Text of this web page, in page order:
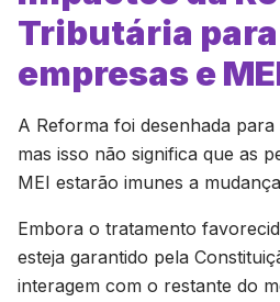
Tributária
empresas e
A Reforma foi desenhada
mas isso não significa que as
MEI estarão imunes a
Embora o tratamento
esteja garantido pela
interagem com o restante do